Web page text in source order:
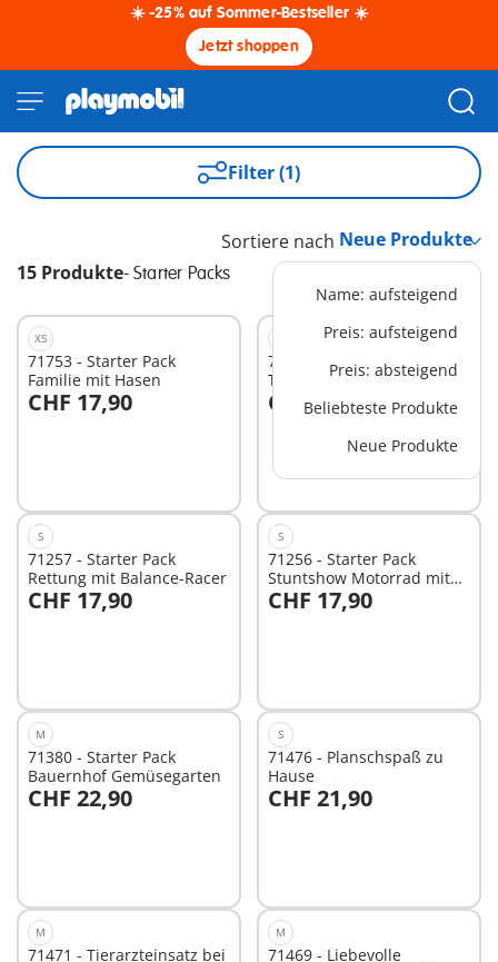
☀️ -25% auf Sommer-Bestseller ☀️
Jetzt shoppen
Filter (1)
15 Produkte- Starter Packs
Sortiere nach
Name: aufsteigend
Preis: aufsteigend
Preis: absteigend
Beliebteste Produkte
Neue Produkte
XS
71753 - Starter Pack
Familie mit Hasen
CHF 17,90
In den Warenkorb
70908 - Starter Pack
Tresorknacker
CHF 17,90
verfügbar
S
71257 - Starter Pack
Rettung mit Balance-Racer
CHF 17,90
In den Warenkorb
S
71256 - Starter Pack
Stuntshow Motorrad mit
Feuerwand
CHF 17,90
M
71380 - Starter Pack
Bauernhof Gemüsegarten
CHF 22,90
In den Warenkorb
S
71476 - Planschspaß zu
Hause
CHF 21,90
In den Warenkorb
M
71471 - Tierarzteinsatz bei
M
71469 - Liebevolle